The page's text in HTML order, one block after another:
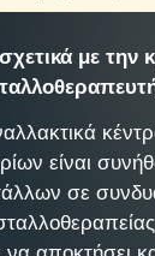
σχετικά με
είναι
σε